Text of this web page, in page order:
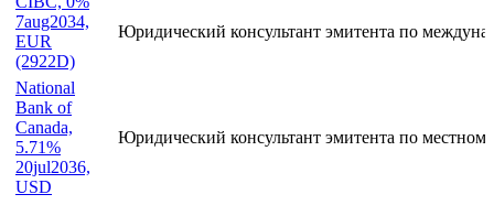
4.1%
31jul2036,
EUR
CIBC, 0%
7aug2034,
EUR
(2922D)
National
Bank of